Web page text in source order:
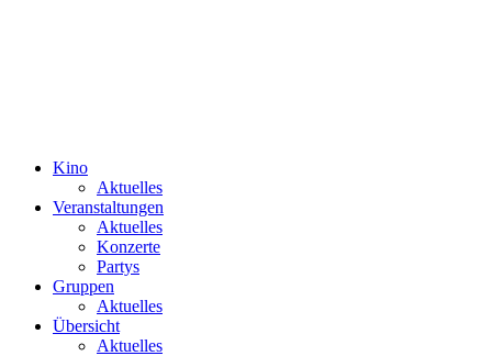
Kino
Aktuelles
Veranstaltungen
Aktuelles
Konzerte
Partys
Gruppen
Aktuelles
Übersicht
Aktuelles